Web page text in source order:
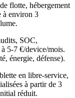
flotte, hébergement
à environ 3
SOC,
5-7 €/device/mois.
énergie, défense).
en libre-service,
à partir de 3
réduit.